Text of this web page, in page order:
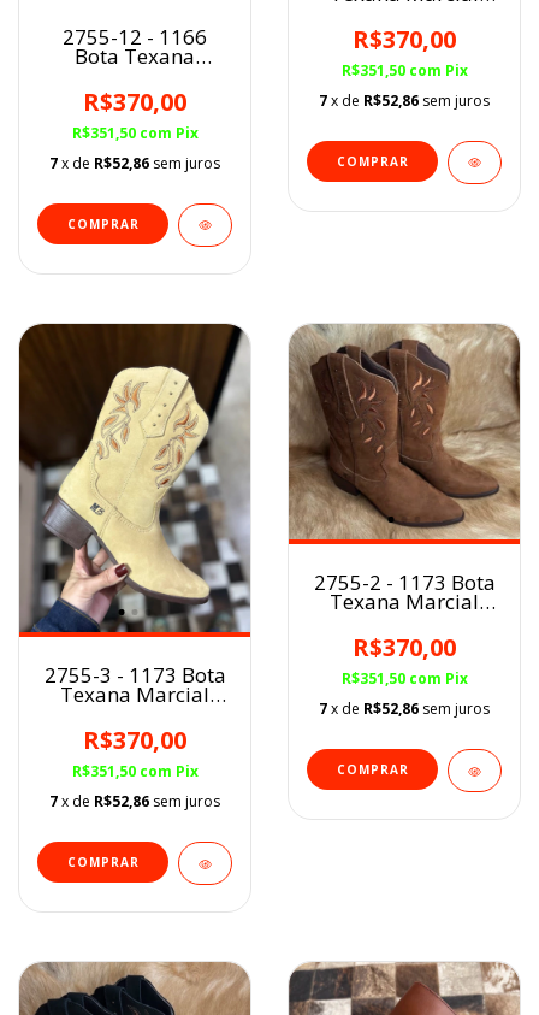
2755-12 - 1166
Bota Texana
BF
R$370,00
R$351,50 com Pix
7x de R$52,86 sem juros
COMPRAR
Mel/Areia/Floral BF
R$370,00
R$351,50 com Pix
7x de R$52,86 sem juros
COMPRAR
2755-3 - 1173 Bota
Texana Marcial
BF
R$370,00
R$351,50 com Pix
7x de R$52,86 sem juros
COMPRAR
2755-2 - 1173 Bota
Texana Marcial
Marron/Caramelo
BF
R$370,00
R$351,50 com Pix
7x de R$52,86 sem juros
COMPRAR